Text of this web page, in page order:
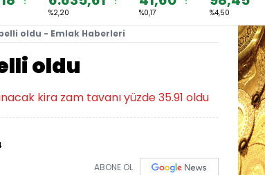
%2,20 %0,17 %4,50
oldu - Emlak Haberleri
oldu
kira zam tavanı yüzde 35.91 oldu
ABONE OL